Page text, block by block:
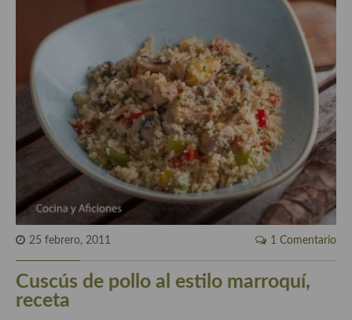
Mojos y pastas
Sales y polvos
Salsas y mojos
Adobos
Aperitivos
Bebidas
Bocadillos, hamburguesas, sándwich, emparedados, tostas y
demás
Entrantes y primeros platos
Ensaladas
25 febrero, 2011 1 Comentario
Cuscús de pollo al estilo marroquí,
receta